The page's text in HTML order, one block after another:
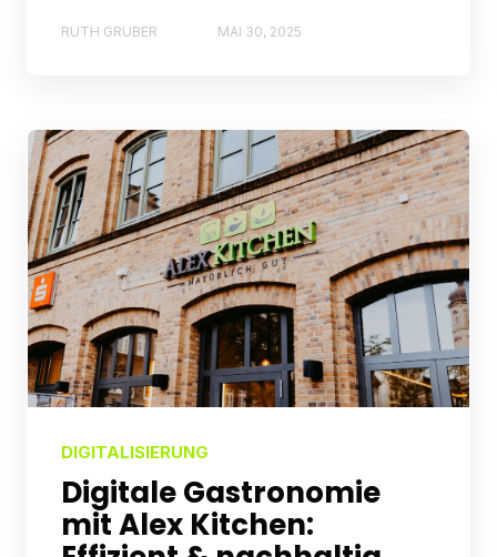
RUTH GRUBER MAI 30, 2025
DIGITALISIERUNG
Digitale Gastronomie
mit Alex Kitchen: